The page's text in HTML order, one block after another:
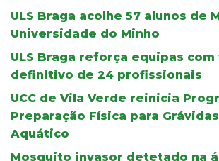
ULS Braga acolhe 57 alunos de
Universidade do Minho
ULS Braga reforça equipas com
definitivo de 24 profissionais
UCC de Vila Verde reinicia
Preparação Física para
Aquático
Mosquito invasor detetado na